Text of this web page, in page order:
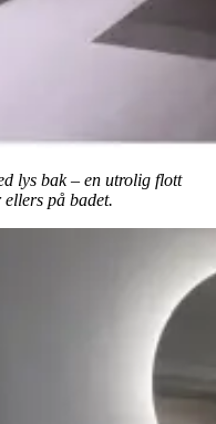
lys bak – en utrolig flott
på badet.